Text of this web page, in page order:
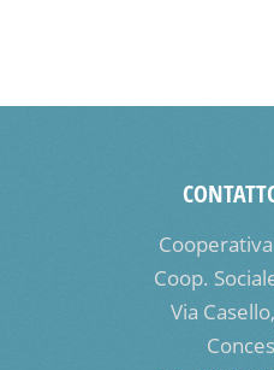
Coop.
Via